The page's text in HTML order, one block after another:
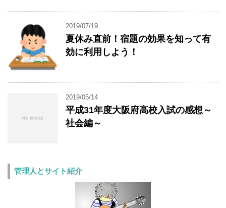
2019/07/19
夏休み直前！宿題の効果を知って有
効に利用しよう！
2019/05/14
平成31年度大阪府高校入試の感想～
社会編～
管理人とサイト紹介